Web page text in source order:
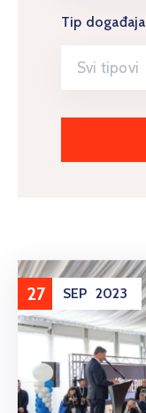
Tip događaja
Svi tipovi
27 SEP 2023